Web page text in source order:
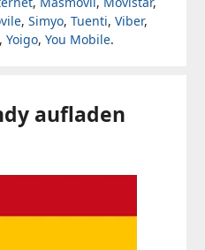
, Simyo, Tuenti, Viber,
Yoigo, You Mobile.
aufladen